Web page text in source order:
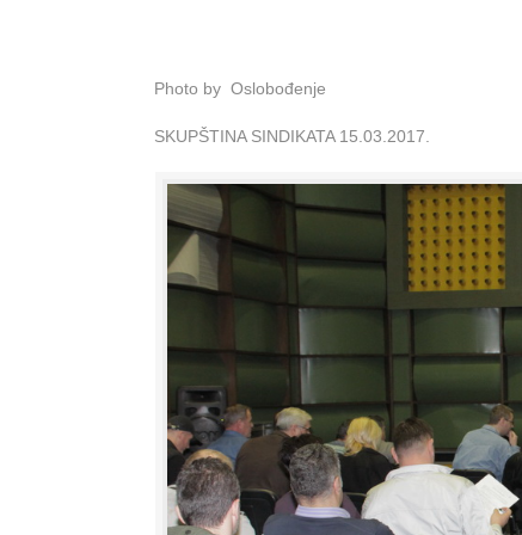
Photo by Oslobođenje
SKUPŠTINA SINDIKATA 15.03.2017.